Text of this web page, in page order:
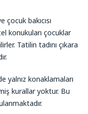
bakıcısı
konukuları çocuklar
Tatilin tadını çıkara
yalnız konaklamaları
kurallar yoktur. Bu